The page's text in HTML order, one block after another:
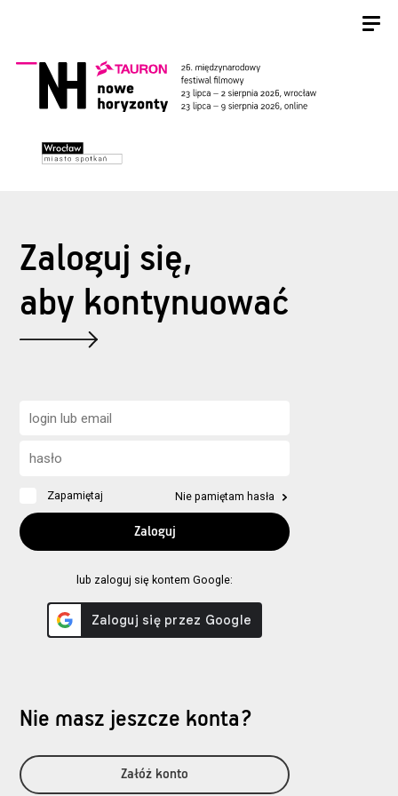
Zaloguj się,
aby kontynuować
Zapamiętaj Nie pamiętam hasła
lub zaloguj się kontem Google:
Nie masz jeszcze konta?
Załóż konto